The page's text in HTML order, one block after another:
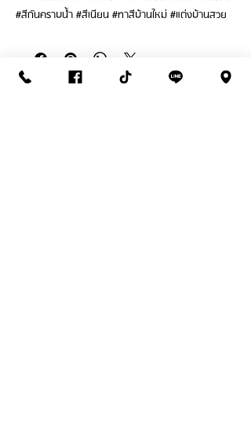
#สีกันคราบน้ำ #สีเนียน #ทาสีบ้านใหม่ #แต่งบ้านสวย